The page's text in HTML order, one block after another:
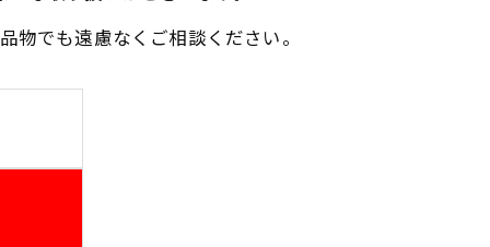
でも遠慮なくご相談ください。